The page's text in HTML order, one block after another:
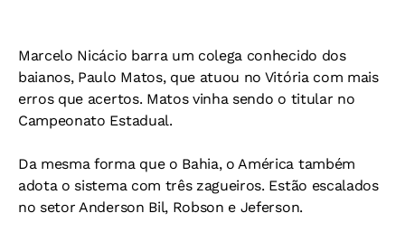
Marcelo Nicácio barra um colega conhecido dos
baianos, Paulo Matos, que atuou no Vitória com mais
erros que acertos. Matos vinha sendo o titular no
Campeonato Estadual.
Da mesma forma que o Bahia, o América também
adota o sistema com três zagueiros. Estão escalados
no setor Anderson Bil, Robson e Jeferson.